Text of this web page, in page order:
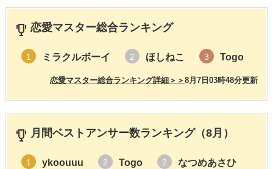
恋愛マスター総合ランキング
1 ミラクルボーイ 2 ほしねこ 3 Togo
8月7日03時48分更新
恋愛マスター総合ランキング詳細＞＞
月間ベストアンサー数ランキング（8月）
1 ykoouuu 2 Togo 2 なつめあさひ